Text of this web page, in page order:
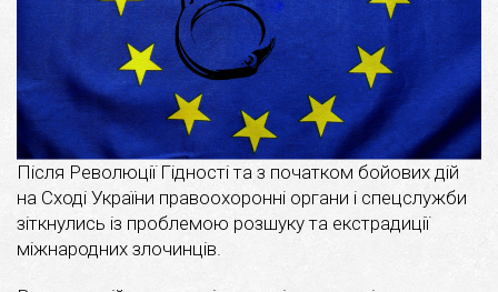
Після Революції Гідності та з початком бойових дій
на Сході України правоохоронні органи і спецслужби
зіткнулись із проблемою розшуку та екстрадиції
міжнародних злочинців.